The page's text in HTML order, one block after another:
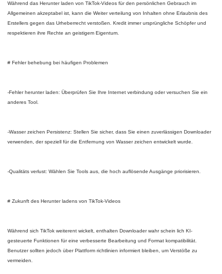
Während das Herunter laden von TikTok-Videos für den persönlichen Gebrauch im
Allgemeinen akzeptabel ist, kann die Weiter verteilung von Inhalten ohne Erlaubnis des
Erstellers gegen das Urheberrecht verstoßen. Kredit immer ursprüngliche Schöpfer und
respektieren ihre Rechte an geistigem Eigentum.
# Fehler behebung bei häufigen Problemen
-Fehler herunter laden: Überprüfen Sie Ihre Internet verbindung oder versuchen Sie ein
anderes Tool.
-Wasser zeichen Persistenz: Stellen Sie sicher, dass Sie einen zuverlässigen Downloader
verwenden, der speziell für die Entfernung von Wasser zeichen entwickelt wurde.
-Qualitäts verlust: Wählen Sie Tools aus, die hoch auflösende Ausgänge priorisieren.
# Zukunft des Herunter ladens von TikTok-Videos
Während sich TikTok weiterent wickelt, enthalten Downloader wahr schein lich KI-
gesteuerte Funktionen für eine verbesserte Bearbeitung und Format kompatibilität.
Benutzer sollten jedoch über Plattform richtlinien informiert bleiben, um Verstöße zu
vermeiden.